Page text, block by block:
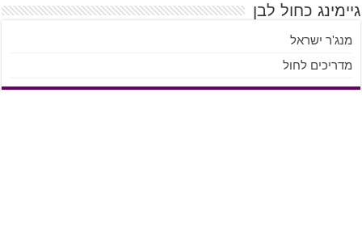
גיימינג כחול לבן
מנג'ר ישראל
מדריכים לחול